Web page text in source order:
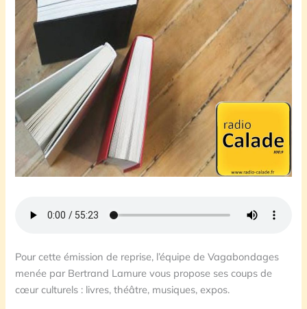
Pour cette émission de reprise, l’équipe de Vagabondages
menée par Bertrand Lamure vous propose ses coups de
cœur culturels : livres, théâtre, musiques, expos.